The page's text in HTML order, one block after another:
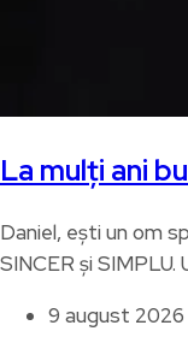
La mulți ani
Daniel, ești un om
SINCER și SIMPLU.
9 august 2026